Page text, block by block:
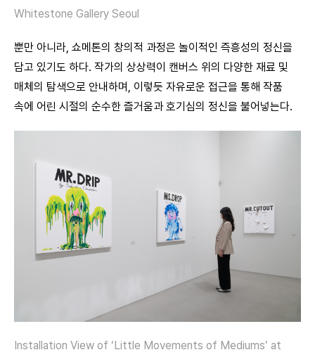
Whitestone Gallery Seoul
뿐만 아니라, 쇼메톤의 창의적 과정은 놀이적인 즉흥성의 정신을
담고 있기도 하다. 작가의 상상력이 캔버스 위의 다양한 재료 및
매체의 탐색으로 안내하며, 이렇듯 자유로운 접근을 통해 작품
속에 어린 시절의 순수한 즐거움과 호기심의 정신을 불어넣는다.
Installation View of ‘Little Movements of Mediums’ at